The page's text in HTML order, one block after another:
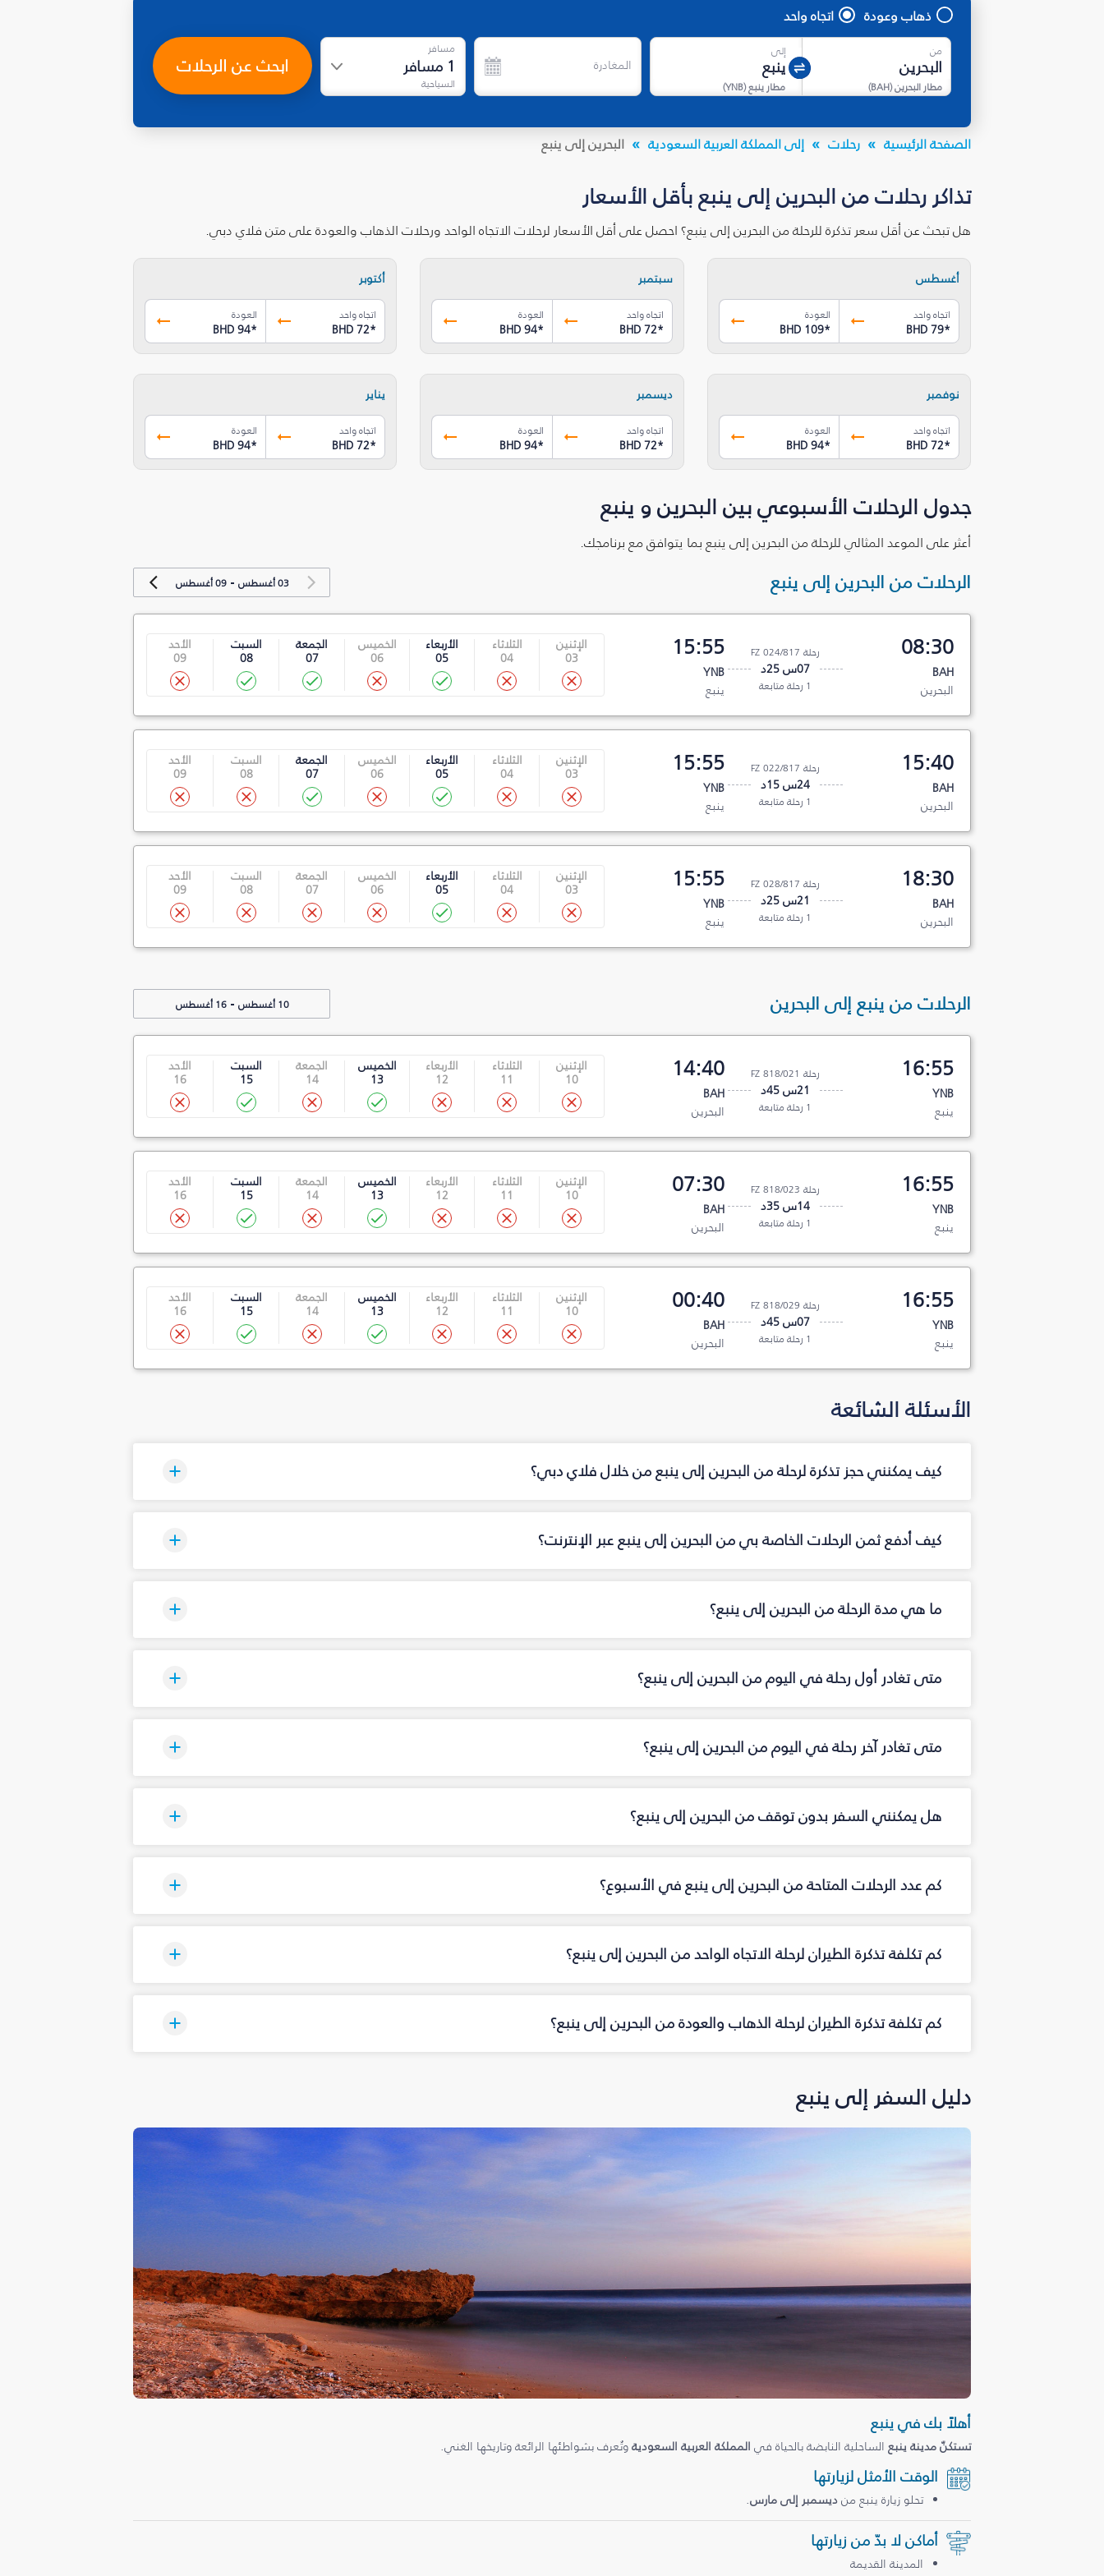
ذهاب وعودة اتجاه واحد
من
مطار البحرين(
BAH
)
إلى
مطار ينبع(
YNB
)
المغادرة
مسافر
1 مسافر
السياحية
ابحث عن الرحلات
الصفحة الرئيسية رحلات إلى المملكة العربية السعودية البحرين إلى ينبع
تذاكر رحلات من البحرين إلى ينبع بأقل الأسعار
هل تبحث عن أقل سعر تذكرة للرحلة من البحرين إلى ينبع؟ احصل على أقل الأسعار لرحلات الاتجاه الواحد ورحلات الذهاب والعودة على متن فلاي دبي.
أغسطس
اتجاه واحد
BHD 79*
العودة
BHD 109*
سبتمبر
اتجاه واحد
BHD 72*
العودة
BHD 94*
أكتوبر
اتجاه واحد
BHD 72*
العودة
BHD 94*
نوفمبر
اتجاه واحد
BHD 72*
العودة
BHD 94*
ديسمبر
اتجاه واحد
BHD 72*
العودة
BHD 94*
يناير
اتجاه واحد
BHD 72*
العودة
BHD 94*
جدول الرحلات الأسبوعي بين البحرين و ينبع
أعثر على الموعد المثالي للرحلة من البحرين إلى ينبع بما يتوافق مع برنامجك.
الرحلات من البحرين إلى ينبع 03 أغسطس -09 أغسطس
08:30
BAH
البحرين
رحلة FZ 024/817
07س 25د
1 رحلة متابعة
15:55
YNB
ينبع
الإثنين
03
الثلاثاء
04
الأربعاء
05
الخميس
06
الجمعة
07
السبت
08
الأحد
09
15:40
BAH
البحرين
رحلة FZ 022/817
24س 15د
1 رحلة متابعة
15:55
YNB
ينبع
الإثنين
03
الثلاثاء
04
الأربعاء
05
الخميس
06
الجمعة
07
السبت
08
الأحد
09
18:30
BAH
البحرين
رحلة FZ 028/817
21س 25د
1 رحلة متابعة
15:55
YNB
ينبع
الإثنين
03
الثلاثاء
04
الأربعاء
05
الخميس
06
الجمعة
07
السبت
08
الأحد
09
الرحلات من ينبع إلى البحرين 10 أغسطس -16 أغسطس
16:55
YNB
ينبع
رحلة FZ 818/021
21س 45د
1 رحلة متابعة
14:40
BAH
البحرين
الإثنين
10
الثلاثاء
11
الأربعاء
12
الخميس
13
الجمعة
14
السبت
15
الأحد
16
16:55
YNB
ينبع
رحلة FZ 818/023
14س 35د
1 رحلة متابعة
07:30
BAH
البحرين
الإثنين
10
الثلاثاء
11
الأربعاء
12
الخميس
13
الجمعة
14
السبت
15
الأحد
16
16:55
YNB
ينبع
رحلة FZ 818/029
07س 45د
1 رحلة متابعة
00:40
BAH
البحرين
الإثنين
10
الثلاثاء
11
الأربعاء
12
الخميس
13
الجمعة
14
السبت
15
الأحد
16
الأسئلة الشائعة
كيف يمكنني حجز تذكرة لرحلة من البحرين إلى ينبع من خلال فلاي دبي؟
كيف أدفع ثمن الرحلات الخاصة بي من البحرين إلى ينبع عبر الإنترنت؟
ما هي مدة الرحلة من البحرين إلى ينبع؟
متى تغادر أول رحلة في اليوم من البحرين إلى ينبع؟
متى تغادر آخر رحلة في اليوم من البحرين إلى ينبع؟
هل يمكنني السفر بدون توقف من البحرين إلى ينبع؟
كم عدد الرحلات المتاحة من البحرين إلى ينبع في الأسبوع؟
كم تكلفة تذكرة الطيران لرحلة الاتجاه الواحد من البحرين إلى ينبع؟
كم تكلفة تذكرة الطيران لرحلة الذهاب والعودة من البحرين إلى ينبع؟
دليل السفر إلى ينبع
أهلاً بك في ينبع
تستكنّ مدينة ينبع الساحلية النابضة بالحياة في المملكة العربية السعوديةوتُعرف بشواطئها الرائعة وتاريخها الغني.
الوقت الأمثل لزيارتها
تحلو زيارة ينبع منديسمبر إلى مارس.
أماكن لا بدّ من زيارتها
المدينة القديمة